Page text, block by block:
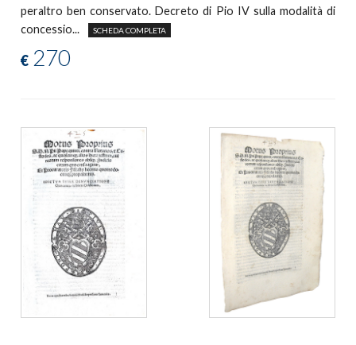
peraltro ben conservato. Decreto di Pio IV sulla modalità di
concessio...
SCHEDA COMPLETA
€ 270